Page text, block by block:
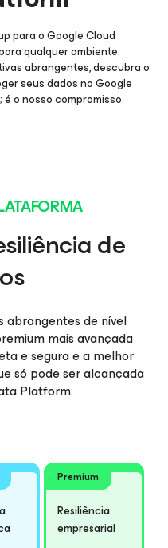
para o Google Cloud
qualquer ambiente.
abrangentes, descubra o
seus dados no Google
o nosso compromisso.
de
abrangentes de nível
mais avançada
e segura e a melhor
só pode ser alcançada
Platform.
Premium
Resiliência
empresarial